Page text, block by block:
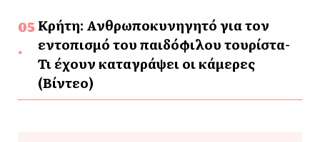
Κρήτη: Ανθρωποκυνηγητό για τον
εντοπισμό του παιδόφιλου τουρίστα-
Τι έχουν καταγράψει οι κάμερες
(Βίντεο)